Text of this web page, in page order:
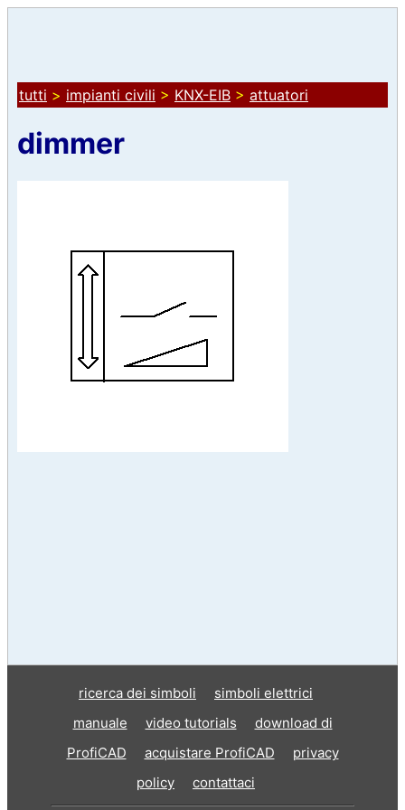
tutti > impianti civili > KNX-EIB > attuatori
dimmer
ricerca dei simboli
simboli elettrici
manuale
video tutorials
download di
ProfiCAD
acquistare ProfiCAD
privacy
policy
contattaci